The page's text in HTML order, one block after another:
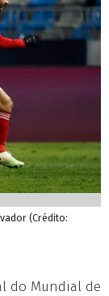
(Crédito:
do Mundial de